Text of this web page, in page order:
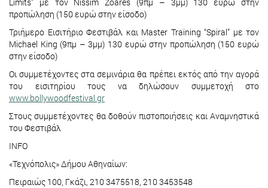
προπώληση (150 ευρώ στην είσοδο)
Τριήμερο Εισιτήριο Φεστιβάλ και Master Training “Spiral” με τον
Michael King (9πμ – 3μμ) 130 ευρώ στην προπώληση (150 ευρώ
στην είσοδο)
Οι συμμετέχοντες στα σεμινάρια θα πρέπει εκτός από την αγορά
του εισιτηρίου τους να δηλώσουν συμμετοχή στο
www.bollywoodfestival.gr
Στους συμμετέχοντες θα δοθούν πιστοποιήσεις και Αναμνηστικά
του Φεστιβάλ
INFO
«Τεχνόπολις» Δήμου Αθηναίων:
Πειραιώς 100, Γκάζι, 210 3475518, 210 3453548